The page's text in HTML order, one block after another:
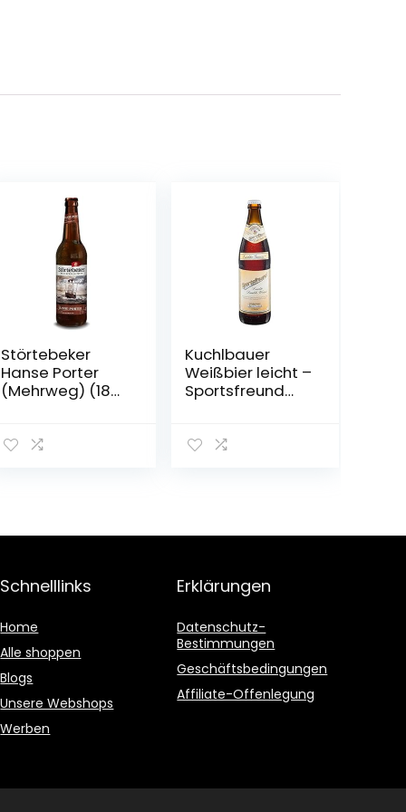
Störtebeker
Hanse Porter
(Mehrweg) (18
oder 30er Box),
Kuchlbauer
Weißbier leicht –
Sportsfreund
Schnelllinks
Home
Alle shoppen
Blogs
Unsere Webshops
Werben
Erklärungen
Datenschutz-
Bestimmungen
Geschäftsbedingungen
Affiliate-Offenlegung